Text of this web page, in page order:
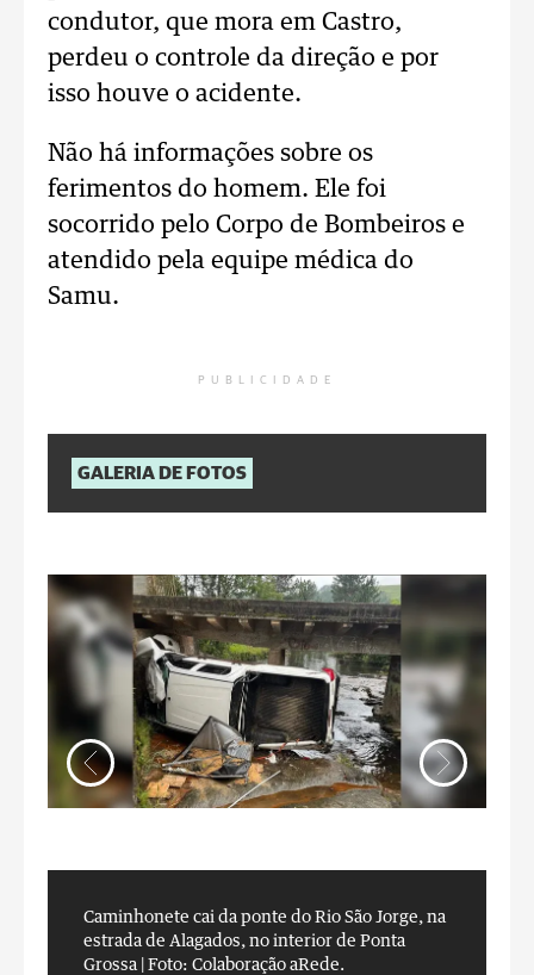
condutor, que mora em Castro,
perdeu o controle da direção e por
isso houve o acidente.
Não há informações sobre os
ferimentos do homem. Ele foi
socorrido pelo Corpo de Bombeiros e
atendido pela equipe médica do
Samu.
PUBLICIDADE
GALERIA DE FOTOS
Caminhonete cai da ponte do Rio São Jorge, na
estrada de Alagados, no interior de Ponta
Grossa | Foto: Colaboração aRede.